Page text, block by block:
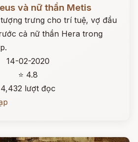
và nữ thần Metis
trưng cho trí tuệ, vợ đầu
cả nữ thần Hera trong
14-02-2020
⭐ 4.8
4,432 lượt đọc